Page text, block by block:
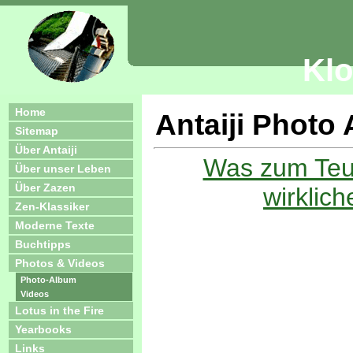
Home
Sitemap
Über Antaiji
Über unser Leben
Über Zazen
Zen-Klassiker
Moderne Texte
Buchtipps
Photos & Videos
Photo-Album
Videos
Lotus in the Fire
Yearbooks
Links
Antaiji Photo
Was zum